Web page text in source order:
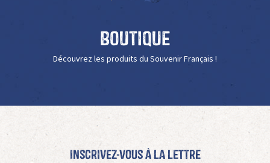
Boutique
Découvrez les produits du Souvenir Français !
Inscrivez-vous à La Lettre